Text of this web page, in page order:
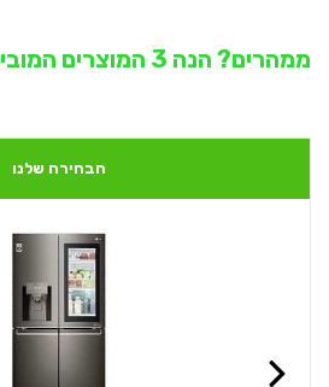
ממהרים? הנה 3 המוצרים המובילים:
הבחירה שלנו